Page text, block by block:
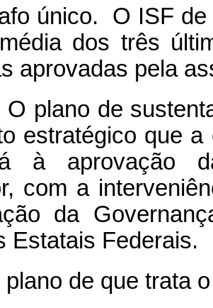
único. O ISF
dos três
aprovadas pela
plano de
estratégico que
à aprovação
com a
da
Estatais Federais.
plano de que trata